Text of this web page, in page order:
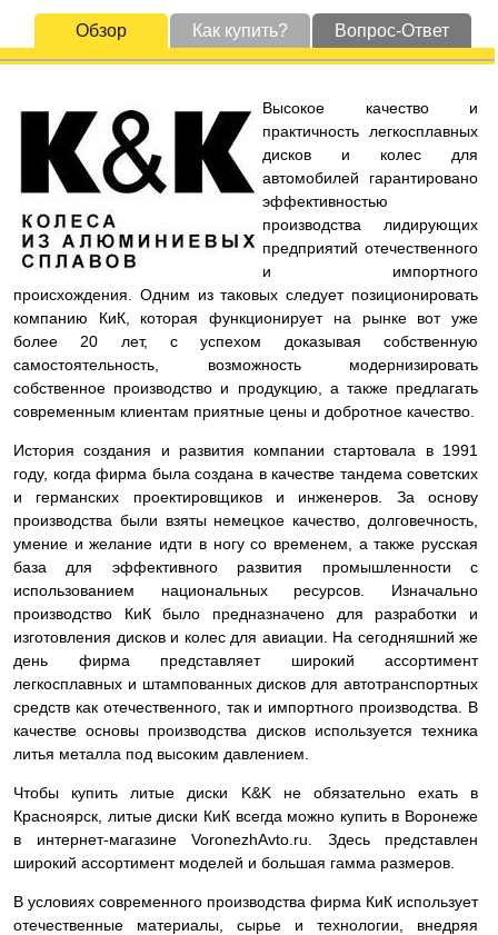
Обзор Как купить? Вопрос-Ответ
Высокое качество и
практичность легкосплавных
дисков и колес для
автомобилей гарантировано
эффективностью
производства лидирующих
предприятий отечественного
и импортного
происхождения. Одним из таковых следует позиционировать
компанию КиК, которая функционирует на рынке вот уже
более 20 лет, с успехом доказывая собственную
самостоятельность, возможность модернизировать
собственное производство и продукцию, а также предлагать
современным клиентам приятные цены и добротное качество.
История создания и развития компании стартовала в 1991
году, когда фирма была создана в качестве тандема советских
и германских проектировщиков и инженеров. За основу
производства были взяты немецкое качество, долговечность,
умение и желание идти в ногу со временем, а также русская
база для эффективного развития промышленности с
использованием национальных ресурсов. Изначально
производство КиК было предназначено для разработки и
изготовления дисков и колес для авиации. На сегодняшний же
день фирма представляет широкий ассортимент
легкосплавных и штампованных дисков для автотранспортных
средств как отечественного, так и импортного производства. В
качестве основы производства дисков используется техника
литья металла под высоким давлением.
Чтобы купить литые диски K&K не обязательно ехать в
Красноярск, литые диски КиК всегда можно купить в Воронеже
в интернет-магазине VoronezhAvto.ru. Здесь представлен
широкий ассортимент моделей и большая гамма размеров.
В условиях современного производства фирма КиК использует
отечественные материалы, сырье и технологии, внедряя